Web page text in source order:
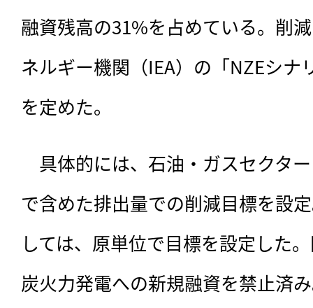
融資残高の31%を占めている。削
ネルギー機関（IEA）の「NZEシナ
を定めた。
具体的には、石油・ガスセクタ
で含めた排出量での削減目標を設
しては、原単位で目標を設定した
炭火力発電への新規融資を禁止済